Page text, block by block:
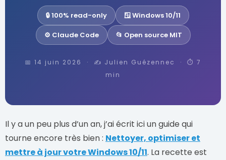
🔒 100% read-only 🪟 Windows 10/11
⚙️ Claude Code 📂 Open source MIT
📅 14 juin 2026 · ✍️ Julien Guézennec · ⏱️ 7
min
Il y a un peu plus d’un an, j’ai écrit ici un guide qui
tourne encore très bien : Nettoyer, optimiser et
mettre à jour votre Windows 10/11. La recette est